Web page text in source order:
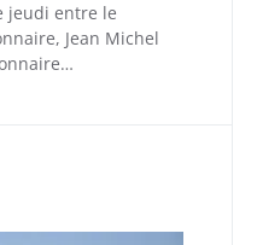
jeudi entre le
Jean Michel